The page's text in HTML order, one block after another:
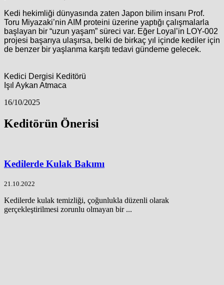
Kedi hekimliği dünyasında zaten Japon bilim insanı Prof.
Toru Miyazaki’nin AIM proteini üzerine yaptığı çalışmalarla
başlayan bir “uzun yaşam” süreci var. Eğer Loyal’in LOY-002
projesi başarıya ulaşırsa, belki de birkaç yıl içinde kediler için
de benzer bir yaşlanma karşıtı tedavi gündeme gelecek.
Kedici Dergisi Keditörü
Işıl Aykan Atmaca
16/10/2025
Keditörün Önerisi
Kedilerde Kulak Bakımı
21.10.2022
Kedilerde kulak temizliği, çoğunlukla düzenli olarak
gerçekleştirilmesi zorunlu olmayan bir ...